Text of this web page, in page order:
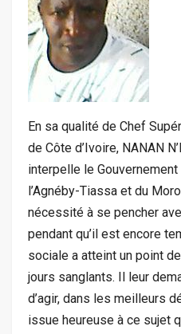
En sa qualité de Chef
de Côte d’Ivoire, NANAN
interpelle le
l’Agnéby-Tiassa et du
nécessité à se pencher
pendant qu’il est encore
sociale a atteint un point
jours sanglants. Il leur
d’agir, dans les meilleurs
issue heureuse à ce sujet